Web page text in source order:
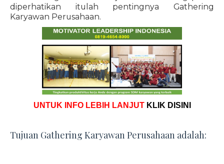
diperhatikan itulah pentingnya Gathering
Karyawan Perusahaan.
UNTUK INFO LEBIH LANJUT KLIK DISINI
Tujuan Gathering Karyawan Perusahaan adalah: